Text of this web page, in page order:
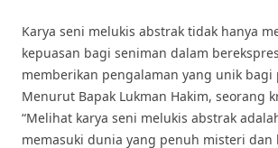
Karya seni melukis abstrak tidak hanya
kepuasan bagi seniman dalam
memberikan pengalaman yang unik bagi
Menurut Bapak Lukman Hakim, seorang
“Melihat karya seni melukis abstrak
memasuki dunia yang penuh misteri dan